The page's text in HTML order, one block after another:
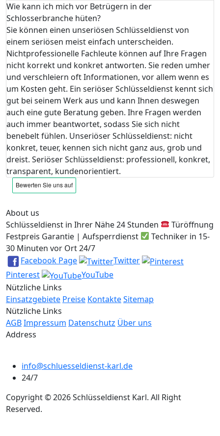
Wie kann ich mich vor Betrügern in der
Schlosserbranche hüten?
Sie können einen unseriösen Schlüsseldienst von
einem seriösen meist einfach unterscheiden.
Nichtprofessionelle Fachleute können auf Ihre Fragen
nicht korrekt und konkret antworten. Sie reden umher
und verschleiern oft Informationen, vor allem wenn es
um Kosten geht. Ein seriöser Schlüsseldienst kennt sich
gut bei seinem Werk aus und kann Ihnen deswegen
auch eine gute Beratung geben. Ihre Fragen werden
auch immer beantwortet, sodass Sie sich nicht
benebelt fühlen. Unseriöser Schlüsseldienst: nicht
konkret, teuer, kennen sich nicht ganz aus, grob und
dreist. Seriöser Schlüsseldienst: professionell, konkret,
transparent, kundenorientiert.
About us
Schlüsseldienst in Ihrer Nähe 24 Stunden
Türöffnung
Festpreis Garantie | Aufsperrdienst
Techniker in 15-
30 Minuten vor Ort 24/7
Facebook Page
Twitter
Pinterest
YouTube
Nützliche Links
Einsatzgebiete Preise KontakteSitemap
Nützliche Links
AGBImpressum Datenschutz Über uns
Address
info@schluesseldienst-karl.de
24/7
Copyright © 2026 Schlüsseldienst Karl. All Right
Reserved.